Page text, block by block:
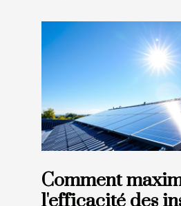
Comment